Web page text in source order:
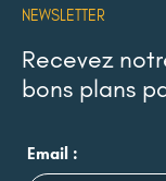
NEWSLETTER
Recevez
bons plans
Email :